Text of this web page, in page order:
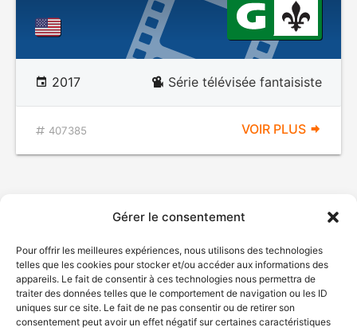
Gérer le consentement
Pour offrir les meilleures expériences, nous utilisons des technologies
telles que les cookies pour stocker et/ou accéder aux informations des
appareils. Le fait de consentir à ces technologies nous permettra de
traiter des données telles que le comportement de navigation ou les ID
uniques sur ce site. Le fait de ne pas consentir ou de retirer son
consentement peut avoir un effet négatif sur certaines caractéristiques
2017 Série télévisée fantaisiste
407385 VOIR PLUS